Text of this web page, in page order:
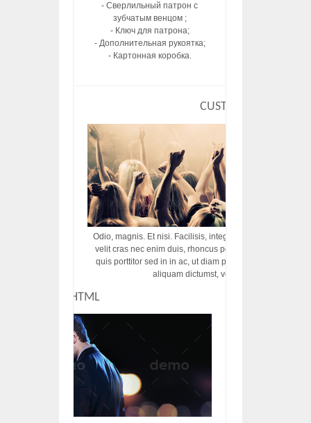
- Сверлильный патрон с
зубчатым венцом ;
- Ключ для патрона;
- Дополнительная рукоятка;
- Картонная коробка.
CUSTOM HTML
Odio, magnis. Et nisi. Facilisis, integer! Risus augue! Non
velit cras nec enim duis, rhoncus porttitor ac vut rhoncus
quis porttitor sed in in ac, ut diam porttitor odio nunc
aliquam dictumst, vel amet tincidunt
CUSTOM HTML